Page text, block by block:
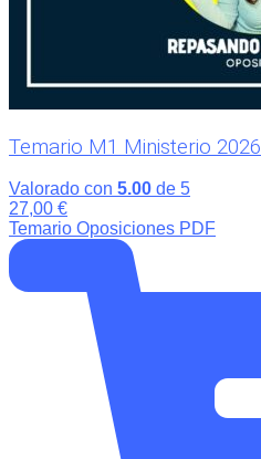
Temario M1 Ministerio 2026
Valorado con 5.00 de 5
27,00 €
Temario Oposiciones PDF